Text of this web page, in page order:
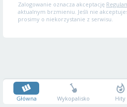
Zalogowanie oznacza akceptację
aktualnym brzmieniu. Jeśli nie
prosimy o niekorzystanie z serwisu.
Główna Wykopalisko Hity